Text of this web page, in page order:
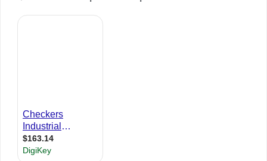
Hälso- och sjukvård
Kropps- och skönhetsvård
Kultur, media, design
Personlig assistent
Budbilsförare
Tidningsbud/Tidningsdistributör